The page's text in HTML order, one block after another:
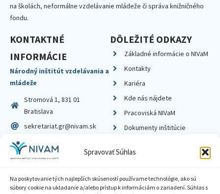
Spravovať Súhlas
Na poskytovanie tých najlepších skúseností používame technológie, ako sú
súbory cookie na ukladanie a/alebo prístup k informáciám o zariadení. Súhlas s
na školách, neformálne vzdelávanie mládeže či správa knižničného
fondu.
KONTAKTNÉ
INFORMÁCIE
Národný inštitút vzdelávania a
mládeže
Stromová 1, 831 01
Bratislava
sekretariat.gr@nivam.sk
IČO: 00164348
DIČ: 2020798714
DÔLEŽITÉ ODKAZY
Základné informácie o NIVaM
Kontakty
Kariéra
Kde nás nájdete
Pracoviská NIVaM
Dokumenty inštitúcie